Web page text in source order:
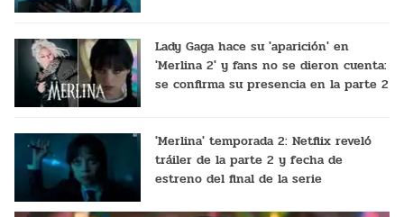
Lady Gaga hace su 'aparición' en
'Merlina 2' y fans no se dieron cuenta:
se confirma su presencia en la parte 2
'Merlina' temporada 2: Netflix reveló
tráiler de la parte 2 y fecha de
estreno del final de la serie